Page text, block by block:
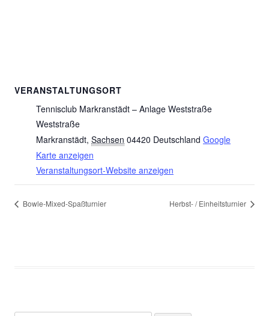
VERANSTALTUNGSORT
Tennisclub Markranstädt – Anlage Weststraße
Weststraße
Markranstädt, Sachsen 04420 Deutschland Google
Karte anzeigen
Veranstaltungsort-Website anzeigen
Bowle-Mixed-Spaßturnier Herbst- / Einheitsturnier